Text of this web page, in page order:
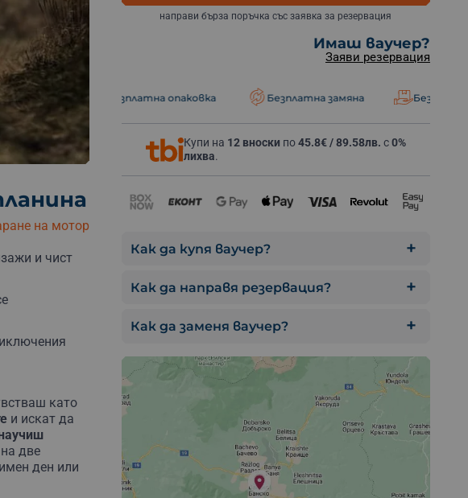
Карай из
на мотор
и чист
като
и искат да
на две
ден или
направи бърза поръчка със заявка за резервация
Имаш ваучер?
Заяви резервация
Безплатна опаковка Безплатна замяна Безплатна доставка
Купи на 12 вноски по45.8€ / 89.58лв. с0%
лихва.
Как да купя ваучер?
Как да направя резервация?
Как да заменя ваучер?